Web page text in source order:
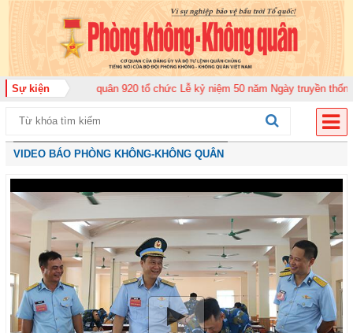
Sự kiệnquân 920 tổ chức Lễ kỷ niệm 50 năm Ngày truyền thống (12-11-1975/
VIDEO BÁO PHÒNG KHÔNG-KHÔNG QUÂN